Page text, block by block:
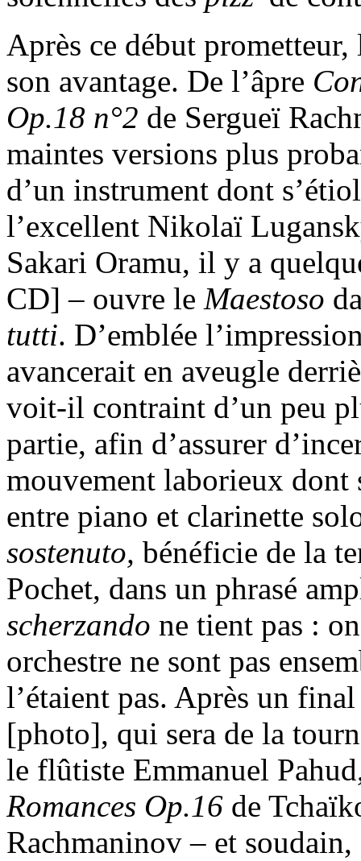
Après ce début prometteur,
son avantage. De l’âpre
Op.18 n°2 de Sergueï
maintes versions plus
d’un instrument dont
l’excellent Nikolaï
Sakari Oramu, il y a
CD] – ouvre le Maestoso
tutti. D’emblée
avancerait en aveugle
voit-il contraint d’un peu
partie, afin d’assurer
mouvement laborieux dont
entre piano et clarinette
sostenuto, bénéficie de la
Pochet, dans un phrasé
scherzando ne tient pas :
orchestre ne sont pas
l’étaient pas. Après un
[photo], qui sera de la
le flûtiste Emmanuel
Romances Op.16 de
Rachmaninov – et